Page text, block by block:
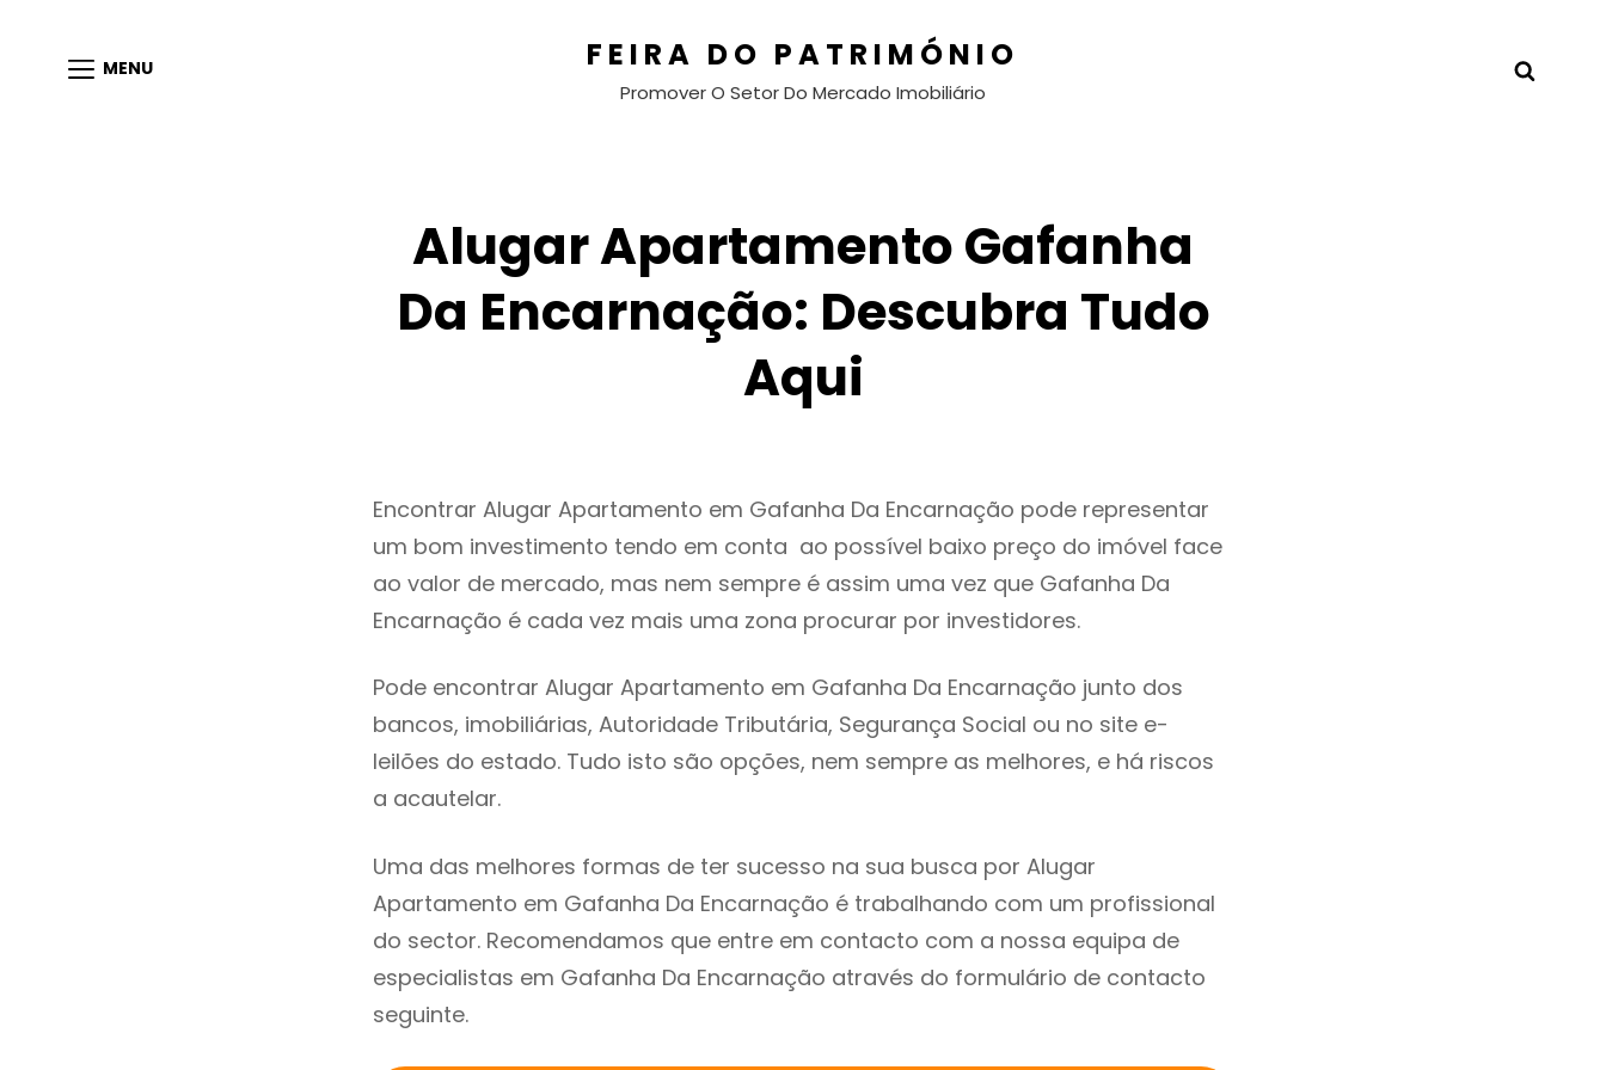
MENU FEIRA DO PATRIMÓNIO
Promover O Setor Do Mercado Imobiliário
Alugar Apartamento Gafanha
Da Encarnação: Descubra Tudo
Aqui
Encontrar Alugar Apartamento em Gafanha Da Encarnação pode representar
um bom investimento tendo em conta ao possível baixo preço do imóvel face
ao valor de mercado, mas nem sempre é assim uma vez que Gafanha Da
Encarnação é cada vez mais uma zona procurar por investidores.
Pode encontrar Alugar Apartamento em Gafanha Da Encarnação junto dos
bancos, imobiliárias, Autoridade Tributária, Segurança Social ou no site e-
leilões do estado. Tudo isto são opções, nem sempre as melhores, e há riscos
a acautelar.
Uma das melhores formas de ter sucesso na sua busca por Alugar
Apartamento em Gafanha Da Encarnação é trabalhando com um profissional
do sector. Recomendamos que entre em contacto com a nossa equipa de
especialistas em Gafanha Da Encarnação através do formulário de contacto
seguinte.